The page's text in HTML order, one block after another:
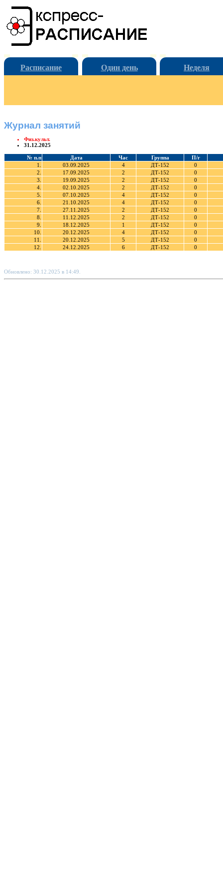
Расписание Один день Неделя
Журнал занятий
Физ.культ.
31.12.2025
№ п.п Дата Час Группа
П/г
1.
03.09.2025 4 ДТ-152
0
2.
17.09.2025 2 ДТ-152
0
3.
19.09.2025 2 ДТ-152
0
4.
02.10.2025 2 ДТ-152
0
5.
07.10.2025 4 ДТ-152
0
6.
21.10.2025 4 ДТ-152
0
7.
27.11.2025 2 ДТ-152
0
8.
11.12.2025 2 ДТ-152
0
9.
18.12.2025 1 ДТ-152
0
10.
20.12.2025 4 ДТ-152
0
11.
20.12.2025 5 ДТ-152
0
12.
24.12.2025 6 ДТ-152 0
Обновлено: 30.12.2025 в 14:49.